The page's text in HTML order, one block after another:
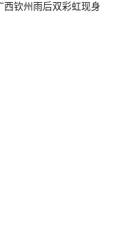
西钦州雨后双彩虹现身